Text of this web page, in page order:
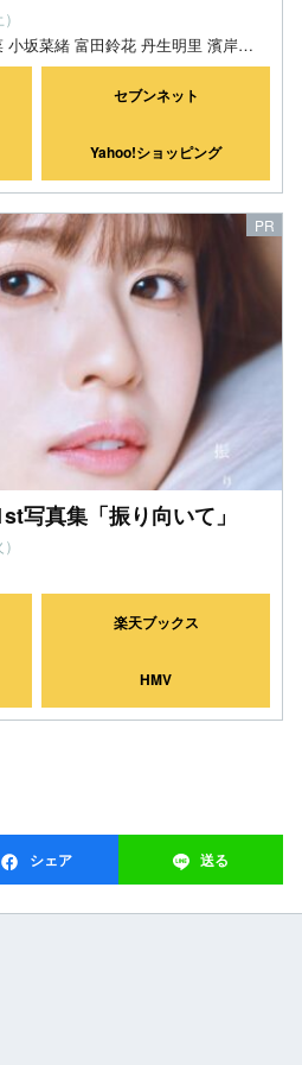
日向坂46 金村美玖 河田陽菜 小坂菜緒 富田鈴花 丹生明里 濱岸ひより 松田好花
セブンネット
Yahoo!ショッピング
写真集「振り向いて」
楽天ブックス
HMV
シェア 送る